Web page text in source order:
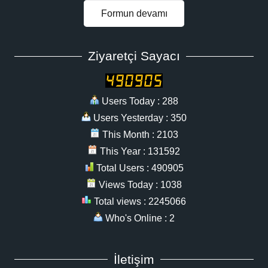
Formun devamı
Ziyaretçi Sayacı
Users Today : 288
Users Yesterday : 350
This Month : 2103
This Year : 131592
Total Users : 490905
Views Today : 1038
Total views : 2245066
Who's Online : 2
İletişim